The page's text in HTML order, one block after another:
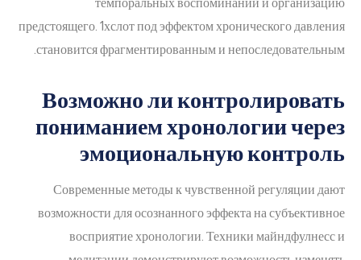
темпоральных воспоминаний и организацию
предстоящего. 1хслот под эффектом хронического давления
становится фрагментированным и непоследовательным.
Возможно ли контролировать
пониманием хронологии через
эмоциональную контроль
Современные методы к чувственной регуляции дают
возможности для осознанного эффекта на субъективное
восприятие хронологии. Техники майндфулнесс и